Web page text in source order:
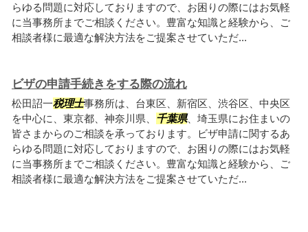
らゆる問題に対応しておりますので、お困りの際にはお気軽
に当事務所までご相談ください。豊富な知識と経験から、ご
相談者様に最適な解決方法をご提案させていただ...
ビザの申請手続きをする際の流れ
松田詔一税理士事務所は、台東区、新宿区、渋谷区、中央区
を中心に、東京都、神奈川県、 千葉県、埼玉県にお住まいの
皆さまからのご相談を承っております。ビザ申請に関するあ
らゆる問題に対応しておりますので、お困りの際にはお気軽
に当事務所までご相談ください。豊富な知識と経験から、ご
相談者様に最適な解決方法をご提案させていただ...